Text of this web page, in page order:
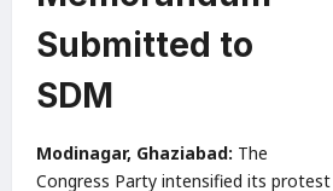
Submitted to
SDM
Modinagar, Ghaziabad: The
Congress Party intensified its protest